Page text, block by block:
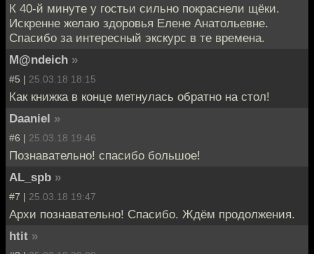
К 40-й минуте у гостьи сильно покраснели щёки.
Искренне желаю здоровья Елене Анатольевне.
Спасибо за интересный экскурс в те времена.
M@ndeich »
#5 | 25.03.18 18:15
Как книжка в конце метнулась обратно на стол!
Daaniel »
#6 | 25.03.18 19:46
Познавательно! спасибо большое!
AL_spb »
#7 | 25.03.18 19:47
Архи познавательно! Спасибо. Ждём продолжения.
htit »